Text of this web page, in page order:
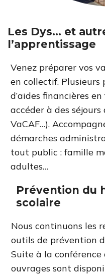
Les Dys… et
l’apprentissage
Venez préparer vos
en collectif. Plusieurs
d’aides financières
accéder à des séjours
VaCAF…).
démarches
tout public : famille
adultes…
Prévention du
scolaire
Nous continuons les
outils de prévention
Suite à la conférence
ouvrages sont